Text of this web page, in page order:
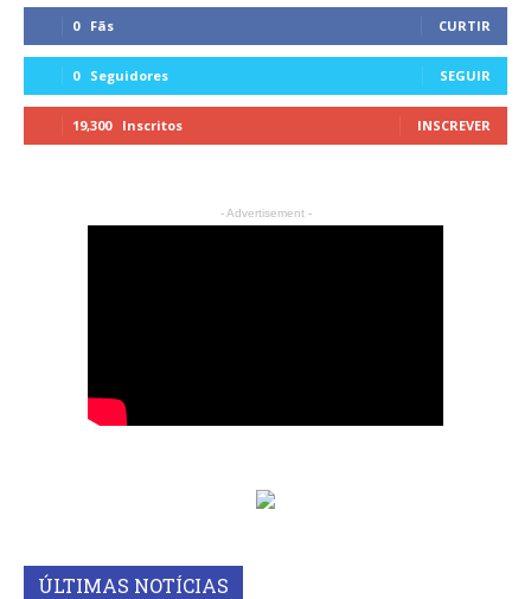
0 Fãs CURTIR
0 Seguidores SEGUIR
19,300 Inscritos INSCREVER
- Advertisement -
ÚLTIMAS NOTÍCIAS